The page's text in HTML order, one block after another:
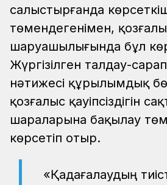
салыстырғанда
төмендегенімен,
шаруашылығында бұл
Жүргізілген талдау-
нәтижесі құрылымдық
қозғалыс қауіпсіздігін
шараларына бақылау
көрсетіп отыр.
«Қадағалаудың